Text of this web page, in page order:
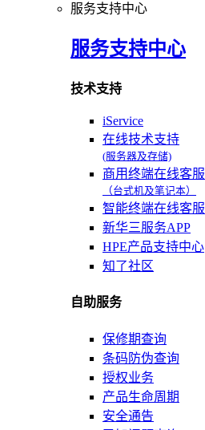
服务支持中心
服务支持中心
技术支持
iService
在线技术支持
(服务器及存储)
商用终端在线客服
（台式机及笔记本）
智能终端在线客服
新华三服务APP
HPE产品支持中心
知了社区
自助服务
保修期查询
条码防伪查询
授权业务
产品生命周期
安全通告